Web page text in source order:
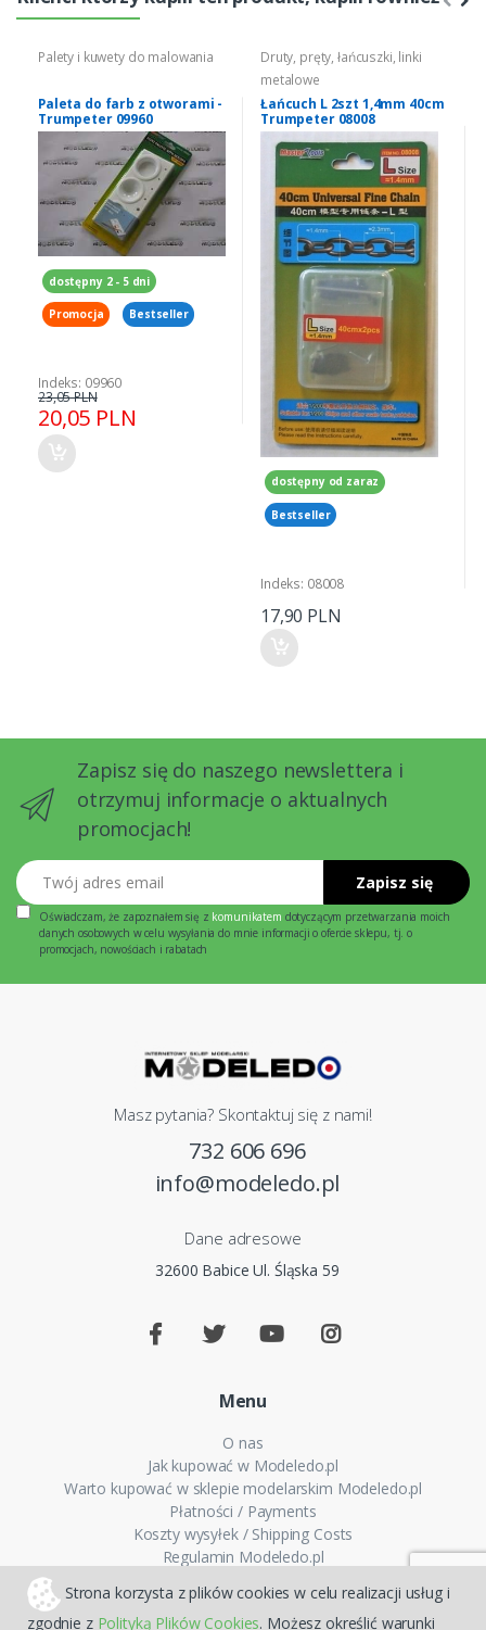
Strona korzysta z plików cookies w celu realizacji usług i
zgodnie z Polityką Plików Cookies. Możesz określić warunki
Palety i kuwety do malowania
Paleta do farb z otworami -
Trumpeter 09960
dostępny 2 - 5 dni
Promocja Bestseller
Indeks: 09960
20,05 PLN
23,05 PLN
Druty, pręty, łańcuszki, linki
metalowe
Łańcuch L 2szt 1,4mm 40cm
Trumpeter 08008
dostępny od zaraz
Bestseller
Indeks: 08008
17,90 PLN
Zapisz się do naszego newslettera i
otrzymuj informacje o aktualnych
promocjach!
Twój adres email
Zapisz się
Oświadczam, że zapoznałem się z komunikatem dotyczącym przetwarzania moich
danych osobowych w celu wysyłania do mnie informacji o ofercie sklepu, tj. o
promocjach, nowościach i rabatach
Masz pytania? Skontaktuj się z nami!
732 606 696
info@modeledo.pl
Dane adresowe
32600 Babice Ul. Śląska 59
Menu
O nas
Jak kupować w Modeledo.pl
Warto kupować w sklepie modelarskim Modeledo.pl
Płatności / Payments
Koszty wysyłek / Shipping Costs
Regulamin Modeledo.pl
Polityka prywatności
FAQ - Pytania i odpowiedzi